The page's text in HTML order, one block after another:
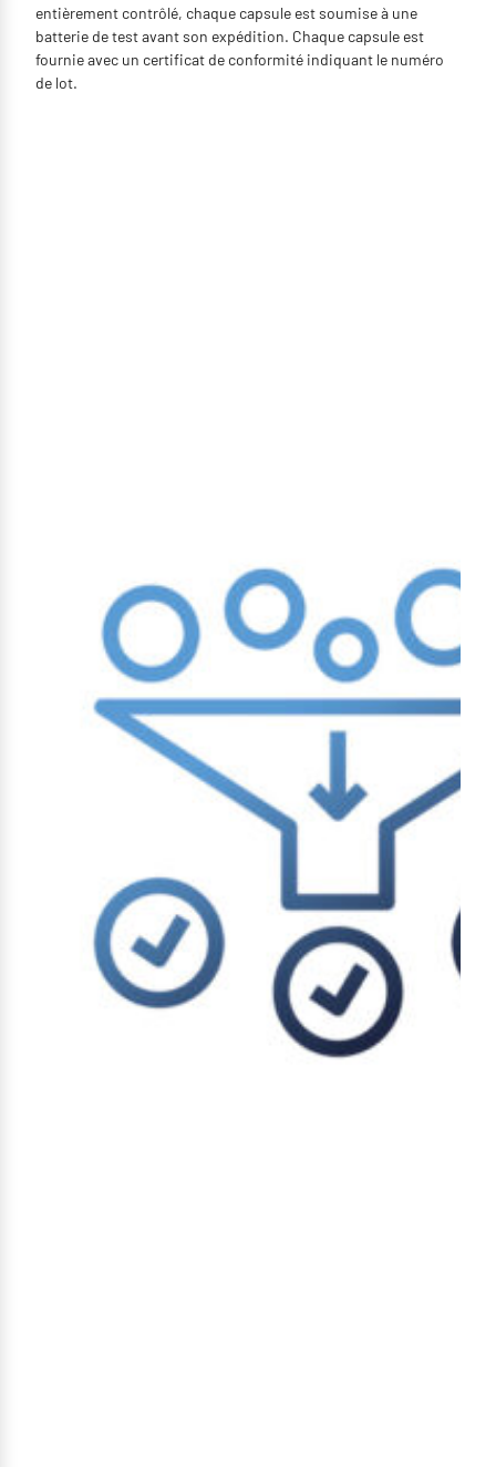
entièrement contrôlé, chaque capsule est soumise à une
batterie de test avant son expédition. Chaque capsule est
fournie avec un certificat de conformité indiquant le numéro
de lot.